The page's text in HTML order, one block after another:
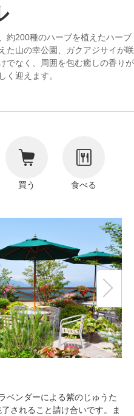
当サイトについて
著作権表記
約200種のハーブを植えたハーブ
た山の幸公園、ガクアジサイが咲
でなく、周囲を包む癒しの香りが
く迎えます。
買う 食べる
ベンダーによる紫のじゅうた
されること請け合いです。ま